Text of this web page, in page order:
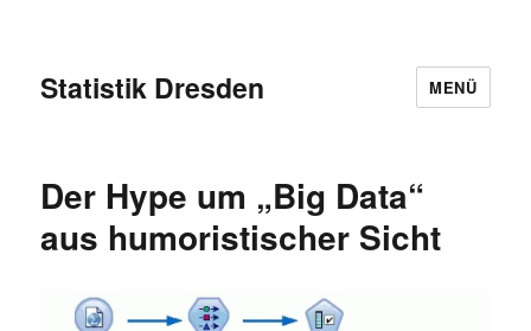
Statistik Dresden MENÜ
Der Hype um „Big Data“
aus humoristischer Sicht